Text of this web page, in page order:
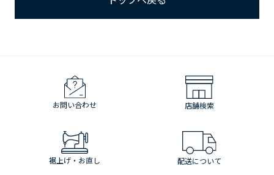
お問い合わせ 店舗検索
裾上げ・お直し 配送について